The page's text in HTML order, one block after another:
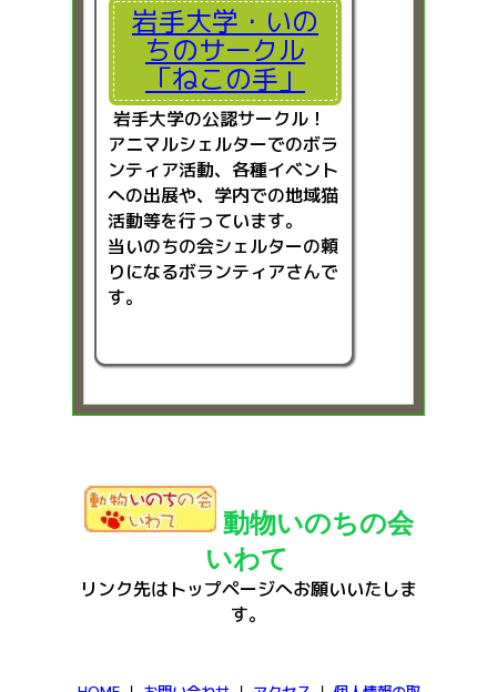
岩手大学・いの
ちのサークル
「ねこの手」
岩手大学の公認サークル！
アニマルシェルターでのボラ
ンティア活動、各種イベント
への出展や、学内での地域猫
活動等を行っています。
当いのちの会シェルターの頼
りになるボランティアさんで
す。
動物いのちの会
いわて
リンク先はトップページへお願いいたしま
す。